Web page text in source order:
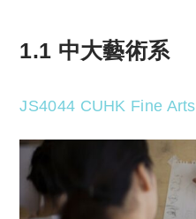
1.1 中大藝術系
JS4044 CUHK Fine Arts